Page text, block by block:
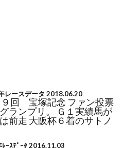
レースデータ 2018.06.20
９回 宝塚記念 ファン投票
ランプリ。 Ｇ１実績馬が
前走 大阪杯６着のサトノ
ｰｽﾃﾞｰﾀ 2016.11.03